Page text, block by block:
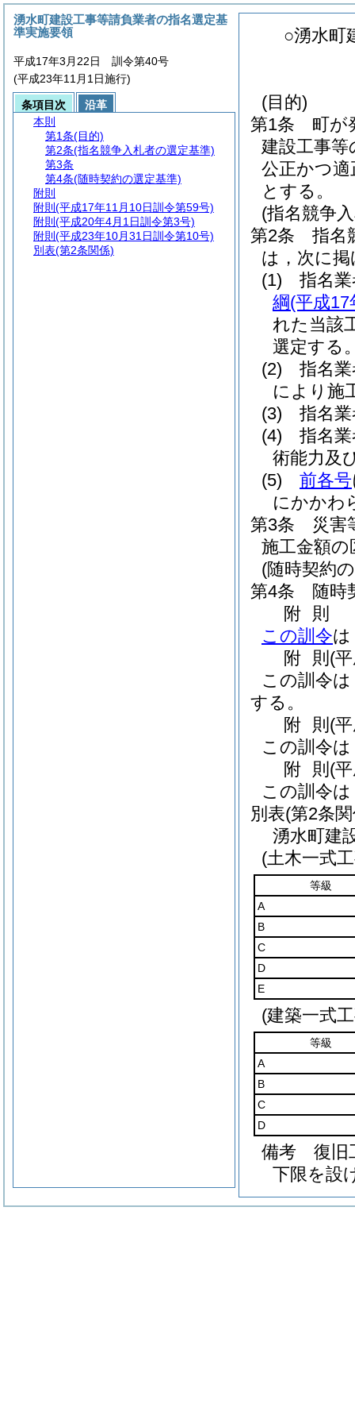
○湧水町
(目的)
第1条
町が
建設工事
公正かつ
とする。
(指名競争
第2条
指名
は，次に
(1)
指名
綱(平成17
れた当該
選定する
(2)
指名
により施
(3)
指名
(4)
指名
術能力及
(5)
前各号
にかかわ
第3条
災害
施工金額
(随時契約
第4条
随時
附 則
この訓令は
附 則 (
この訓令
する。
附 則 (
この訓令
附 則 (
この訓令
別表(第2条
湧水町建
(土木一式
等級
A
B
C
D
E
(建築一式
等級
A
B
C
D
備考 復旧
下限を設
湧水町建設工事等請負業者の指名選定基
準実施要領
平成17年3月22日 訓令第40号
(平成23年11月1日施行)
条項目次
沿革
本則
第1条(目的)
第2条(指名競争入札者の選定基準)
第3条
第4条(随時契約の選定基準)
附則
附則 (平成17年11月10日訓令第59号)
附則 (平成20年4月1日訓令第3号)
附則 (平成23年10月31日訓令第10号)
別表(第2条関係)